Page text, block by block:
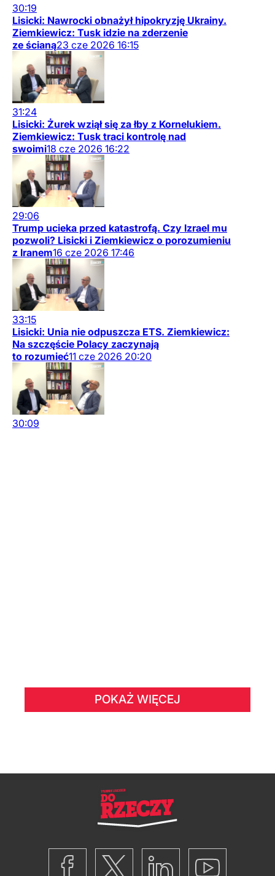
30:19
Lisicki: Nawrocki obnażył hipokryzję Ukrainy.
Ziemkiewicz: Tusk idzie na zderzenie
ze ścianą23 cze 2026 16:15
31:24
Lisicki: Żurek wziął się za łby z Kornelukiem.
Ziemkiewicz: Tusk traci kontrolę nad
swoimi18 cze 2026 16:22
29:06
Trump ucieka przed katastrofą. Czy Izrael mu
pozwoli? Lisicki i Ziemkiewicz o porozumieniu
z Iranem16 cze 2026 17:46
33:15
Lisicki: Unia nie odpuszcza ETS. Ziemkiewicz:
Na szczęście Polacy zaczynają
to rozumieć11 cze 2026 20:20
30:09
POKAŻ WIĘCEJ